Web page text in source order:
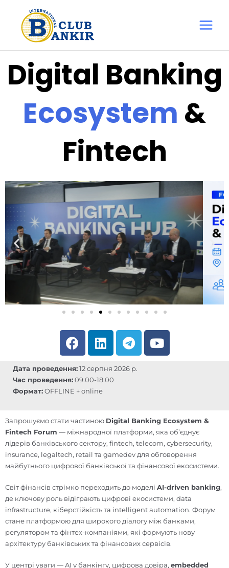
Menu
Digital Banking
Ecosystem &
Fintech
F
a
e
b
k
L
i
k
e
n
T
e
e
m
Y
o
Дата проведення: 12 серпня 2026 р.
Час проведення: 09.00-18.00
Формат: OFFLINE + online
Запрошуємо стати частиною Digital Banking Ecosystem &
Fintech Forum — міжнародної платформи, яка об’єднує
лідерів банківського сектору, fintech, telecom, cybersecurity,
insurance, legaltech, retail та gamedev для обговорення
майбутнього цифрової банківської та фінансової екосистеми.
Світ фінансів стрімко переходить до моделі AI-driven banking,
де ключову роль відіграють цифрові екосистеми, data
infrastructure, кіберстійкість та intelligent automation. Форум
стане платформою для широкого діалогу між банками,
регулятором та фінтех-компаніями, які формують нову
архітектуру банківських та фінансових сервісів.
У центрі уваги — AI у банкінгу, цифрова довіра, embedded